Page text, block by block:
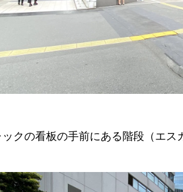
クの看板の手前にある階段（エス